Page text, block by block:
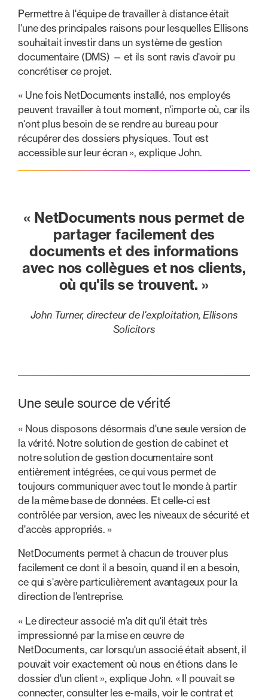
Permettre à l'équipe de travailler à distance était
l'une des principales raisons pour lesquelles Ellisons
souhaitait investir dans un système de gestion
documentaire (DMS) — et ils sont ravis d'avoir pu
concrétiser ce projet.
« Une fois NetDocuments installé, nos employés
peuvent travailler à tout moment, n'importe où, car ils
n'ont plus besoin de se rendre au bureau pour
récupérer des dossiers physiques. Tout est
accessible sur leur écran », explique John.
« NetDocuments nous permet de
partager facilement des
documents et des informations
avec nos collègues et nos clients,
où qu'ils se trouvent. »
John Turner, directeur de l'exploitation, Ellisons
Solicitors
Une seule source de vérité
« Nous disposons désormais d'une seule version de
la vérité. Notre solution de gestion de cabinet et
notre solution de gestion documentaire sont
entièrement intégrées, ce qui vous permet de
toujours communiquer avec tout le monde à partir
de la même base de données. Et celle-ci est
contrôlée par version, avec les niveaux de sécurité et
d'accès appropriés. »
NetDocuments permet à chacun de trouver plus
facilement ce dont il a besoin, quand il en a besoin,
ce qui s'avère particulièrement avantageux pour la
direction de l'entreprise.
« Le directeur associé m'a dit qu'il était très
impressionné par la mise en œuvre de
NetDocuments, car lorsqu'un associé était absent, il
pouvait voir exactement où nous en étions dans le
dossier d'un client », explique John. « Il pouvait se
connecter, consulter les e-mails, voir le contrat et